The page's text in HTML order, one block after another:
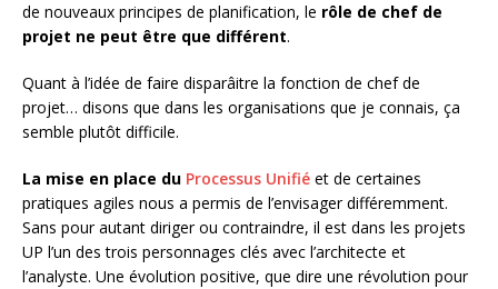
de nouveaux principes de planification, le rôle de chef de
projet ne peut être que différent.
Quant à l’idée de faire disparâitre la fonction de chef de
projet… disons que dans les organisations que je connais, ça
semble plutôt difficile.
La mise en place du Processus Unifié et de certaines
pratiques agiles nous a permis de l’envisager différemment.
Sans pour autant diriger ou contraindre, il est dans les projets
UP l’un des trois personnages clés avec l’architecte et
l’analyste. Une évolution positive, que dire une révolution pour